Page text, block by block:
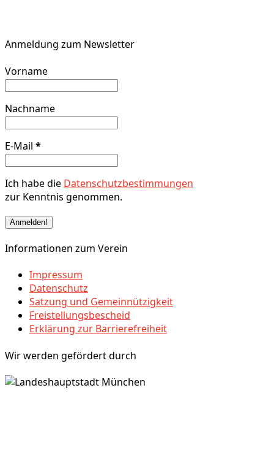
Anmeldung zum Newsletter
Vorname
Nachname
E-Mail *
Ich habe die Datenschutzbestimmungen
zur Kenntnis genommen.
Informationen zum Verein
Impressum
Datenschutz
Satzung und Gemeinnützigkeit
Freistellungsbescheid
Erklärung zur Barrierefreiheit
Wir werden gefördert durch